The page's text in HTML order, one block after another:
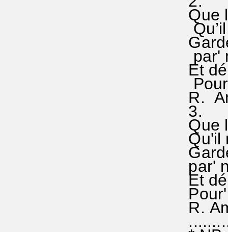
Que
Qu’il
par'
Et
Pour'
R.
3.
Que
Qu'il
par'
Et
Pour'
R.